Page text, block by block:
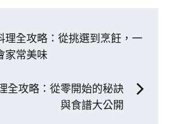
理全攻略：從挑選到烹飪，一
家常美味
全攻略：從零開始的秘訣
與食譜大公開